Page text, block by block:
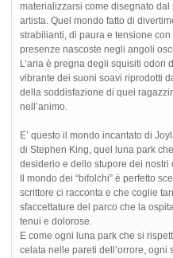
materializzarsi come disegnato
artista. Quel mondo fatto di
strabilianti, di paura e tensione
presenze nascoste negli angoli
L’aria è pregna degli squisiti odori
vibrante dei suoni soavi riprodotti
della soddisfazione di quei
nell’animo.
E’ questo il mondo incantato di
di Stephen King, quel luna park
desiderio e dello stupore dei nostri
Il mondo dei “bifolchi” è perfetto
scrittore ci racconta e che coglie
sfaccettature del parco che la
tenui e dolorose.
E come ogni luna park che si
celata nelle pareti dell’orrore,